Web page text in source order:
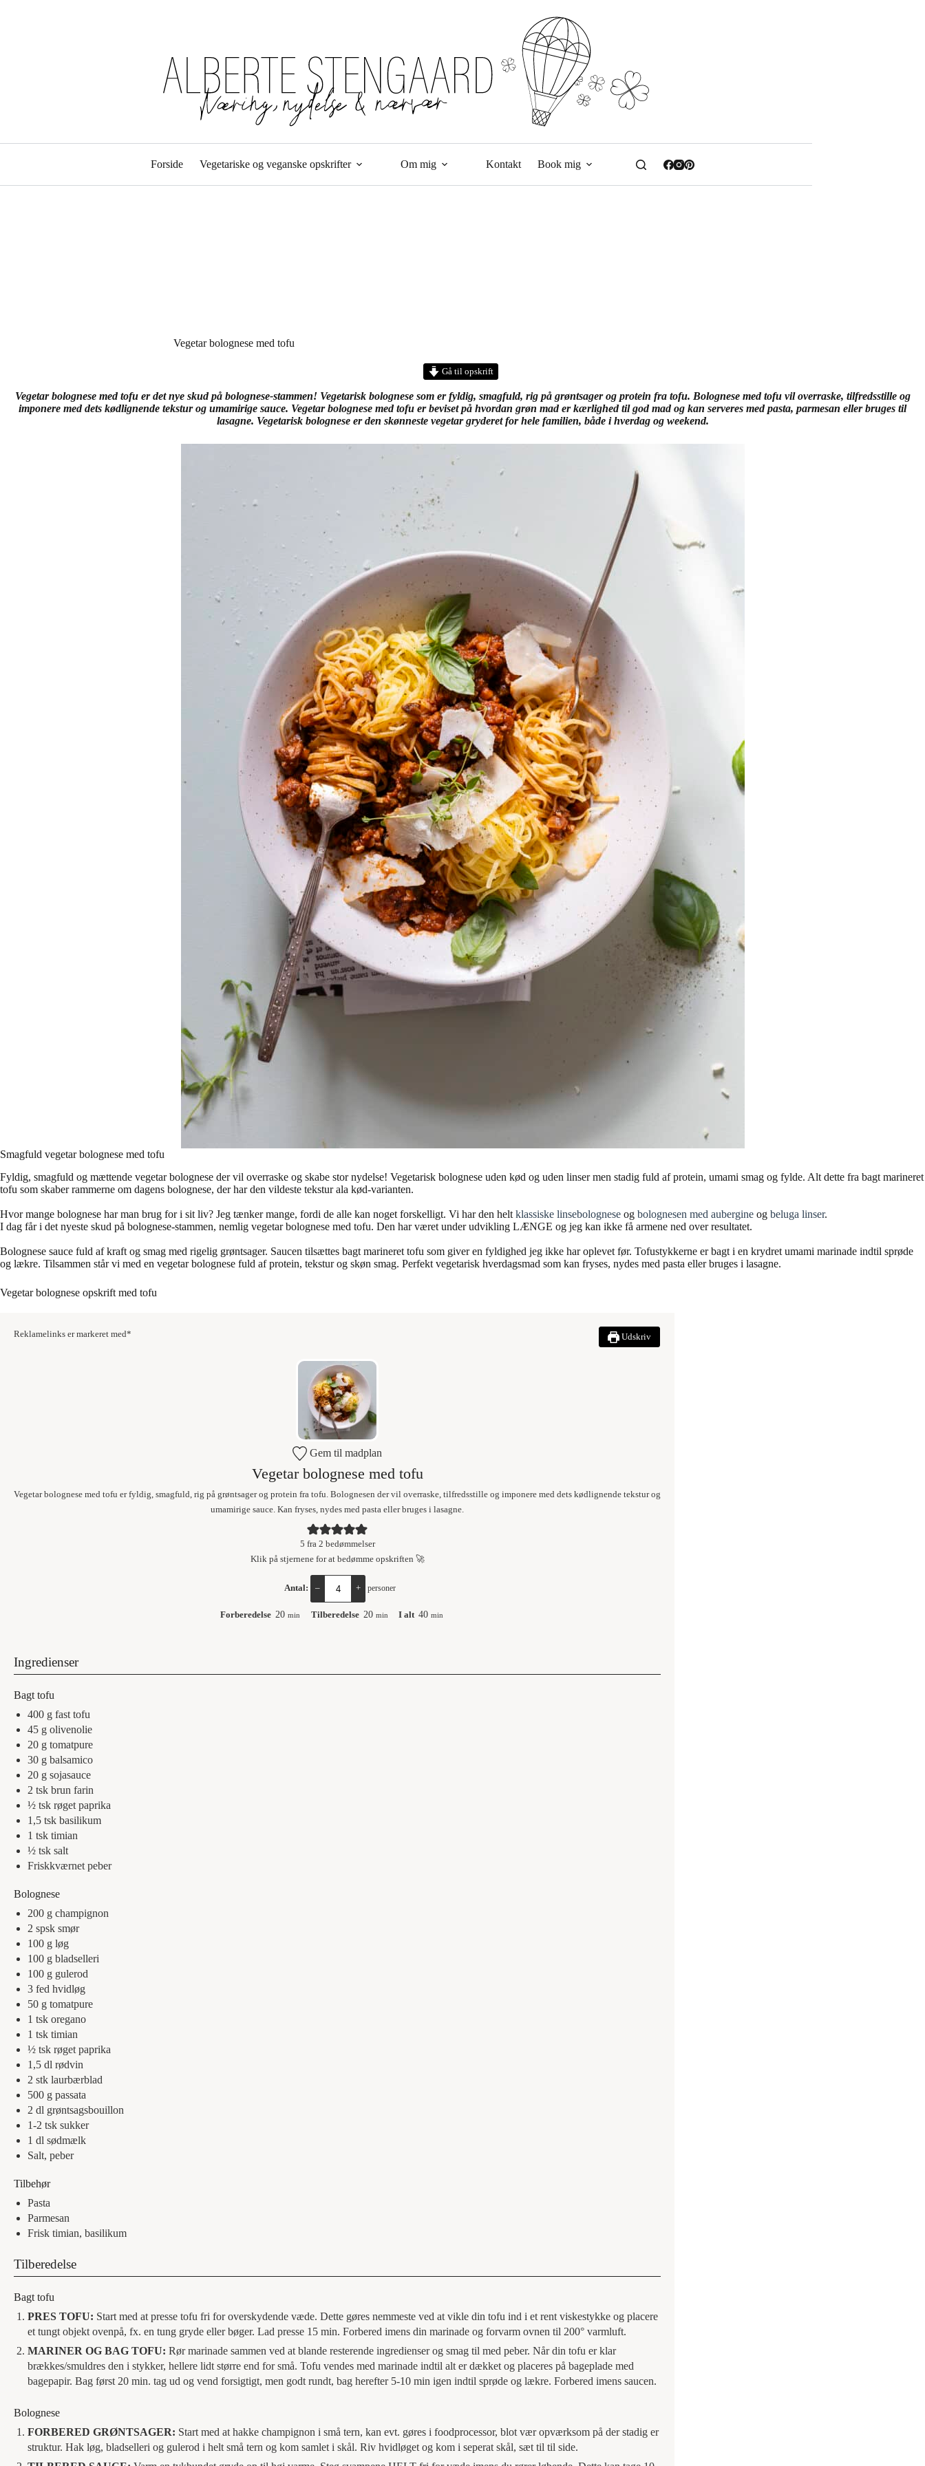
Forside Vegetariske og veganske opskrifter Om mig Kontakt Book mig
Vegetar bolognese med tofu
Gå til opskrift
Vegetar bolognese med tofu er det nye skud på bolognese-stammen! Vegetarisk bolognese som er fyldig, smagfuld, rig på grøntsager og protein fra tofu. Bolognese med tofu vil overraske, tilfredsstille og
imponere med dets kødlignende tekstur og umamirige sauce. Vegetar bolognese med tofu er beviset på hvordan grøn mad er kærlighed til god mad og kan serveres med pasta, parmesan eller bruges til
lasagne. Vegetarisk bolognese er den skønneste vegetar gryderet for hele familien, både i hverdag og weekend.
Smagfuld vegetar bolognese med tofu
Fyldig, smagfuld og mættende vegetar bolognese der vil overraske og skabe stor nydelse! Vegetarisk bolognese uden kød og uden linser men stadig fuld af protein, umami smag og fylde. Alt dette fra bagt marineret
tofu som skaber rammerne om dagens bolognese, der har den vildeste tekstur ala kød-varianten.
Hvor mange bolognese har man brug for i sit liv? Jeg tænker mange, fordi de alle kan noget forskelligt. Vi har den helt klassiske linsebolognese og bolognesen med aubergine og beluga linser.
I dag får i det nyeste skud på bolognese-stammen, nemlig vegetar bolognese med tofu. Den har været under udvikling LÆNGE og jeg kan ikke få armene ned over resultatet.
Bolognese sauce fuld af kraft og smag med rigelig grøntsager. Saucen tilsættes bagt marineret tofu som giver en fyldighed jeg ikke har oplevet før. Tofustykkerne er bagt i en krydret umami marinade indtil sprøde
og lækre. Tilsammen står vi med en vegetar bolognese fuld af protein, tekstur og skøn smag. Perfekt vegetarisk hverdagsmad som kan fryses, nydes med pasta eller bruges i lasagne.
Vegetar bolognese opskrift med tofu
Reklamelinks er markeret med* Udskriv
Gem til madplan
Vegetar bolognese med tofu
Vegetar bolognese med tofu er fyldig, smagfuld, rig på grøntsager og protein fra tofu. Bolognesen der vil overraske, tilfredsstille og imponere med dets kødlignende tekstur og
umamirige sauce. Kan fryses, nydes med pasta eller bruges i lasagne.
5 fra 2 bedømmelser
Klik på stjernene for at bedømme opskriften 🚀
Antal: – + personer
Forberedelse 20 min Tilberedelse 20 min I alt 40 min
Ingredienser
Bagt tofu
400 g fast tofu
45 g olivenolie
20 g tomatpure
30 g balsamico
20 g sojasauce
2 tsk brun farin
½ tsk røget paprika
1,5 tsk basilikum
1 tsk timian
½ tsk salt
Friskkværnet peber
Bolognese
200 g champignon
2 spsk smør
100 g løg
100 g bladselleri
100 g gulerod
3 fed hvidløg
50 g tomatpure
1 tsk oregano
1 tsk timian
½ tsk røget paprika
1,5 dl rødvin
2 stk laurbærblad
500 g passata
2 dl grøntsagsbouillon
1-2 tsk sukker
1 dl sødmælk
Salt, peber
Tilbehør
Pasta
Parmesan
Frisk timian, basilikum
Tilberedelse
Bagt tofu
PRES TOFU: Start med at presse tofu fri for overskydende væde. Dette gøres nemmeste ved at vikle din tofu ind i et rent viskestykke og placere
et tungt objekt ovenpå, fx. en tung gryde eller bøger. Lad presse 15 min. Forbered imens din marinade og forvarm ovnen til 200° varmluft.
MARINER OG BAG TOFU: Rør marinade sammen ved at blande resterende ingredienser og smag til med peber. Når din tofu er klar
brækkes/smuldres den i stykker, hellere lidt større end for små. Tofu vendes med marinade indtil alt er dækket og placeres på bageplade med
bagepapir. Bag først 20 min. tag ud og vend forsigtigt, men godt rundt, bag herefter 5-10 min igen indtil sprøde og lækre. Forbered imens saucen.
Bolognese
FORBERED GRØNTSAGER: Start med at hakke champignon i små tern, kan evt. gøres i foodprocessor, blot vær opværksom på der stadig er
struktur. Hak løg, bladselleri og gulerod i helt små tern og kom samlet i skål. Riv hvidløget og kom i seperat skål, sæt til til side.